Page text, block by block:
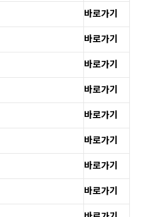
바로가기
바로가기
바로가기
바로가기
바로가기
바로가기
바로가기
바로가기